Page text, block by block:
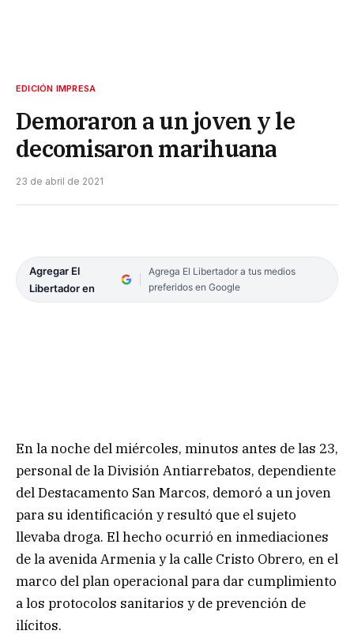
EDICIÓN IMPRESA
Demoraron a un joven y le
decomisaron marihuana
23 de abril de 2021
Agregar El
Libertador en
Agrega El Libertador a tus medios
preferidos en Google
En la noche del miércoles, minutos antes de las 23,
personal de la División Antiarrebatos, dependiente
del Destacamento San Marcos, demoró a un joven
para su identificación y resultó que el sujeto
llevaba droga. El hecho ocurrió en inmediaciones
de la avenida Armenia y la calle Cristo Obrero, en el
marco del plan operacional para dar cumplimiento
a los protocolos sanitarios y de prevención de
ilícitos.